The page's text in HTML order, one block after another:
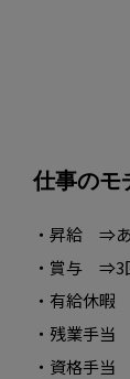
仕事のモ
・昇給 ⇒
・賞与 ⇒3
・有給休暇
・残業手
・資格手